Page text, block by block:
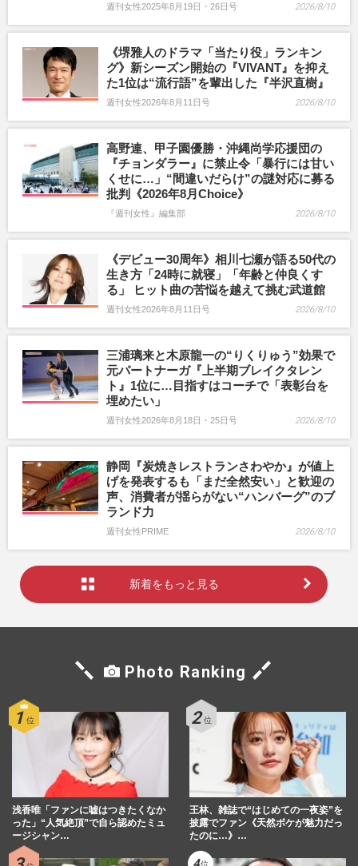
週刊女性2025年8月19日・26日号 2026/8/10
《堺雅人のドラマ「当たり役」ランキン
グ》新シーズン開始の『VIVANT』を抑え
た1位は“流行語”を輩出した『半沢直樹』
週刊女性2026年8月11日号 2026/8/10
高野連、甲子園優勝・沖縄尚学応援団の
『チョンダラー』に禁止令「暴行には甘い
くせに…」“間違いだらけ”の謎対応に募る
批判《2026年8月Choice》
『週刊女性』編集部 2026/8/10
《デビュー30周年》相川七瀬が語る50代の
生き方「24時に就寝」「年齢と仲良くす
る」 ヒット曲の苦悩を越えて挑む武道館
週刊女性2026年8月11日号 2026/8/10
三浦璃来と木原龍一の“りくりゅう”効果で
元パートナーガ『上半期ブレイクタレン
ト』1位に…目指すはコーチで「表彰台を
埋めたい」
週刊女性2026年8月18日・25日号 2026/8/10
静岡『炭焼きレストランさわやか』が値上
げを発表するも「まだ全然安い」と歓迎の
声、消費者が揺らがない“ハンバーグ”のブ
ランド力
週刊女性PRIME 2026/8/10
新着をもっと見る
Photo Ranking
浅香唯「ファンに嘘はつきたくなか
った」“人気絶頂”で自ら認めたミュ
ージシャン…
王林、雑誌で“はじめての一夜姿”を
披露でファン《天然ボケが魅力だっ
たのに…》…